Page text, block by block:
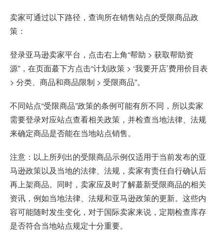
卖家可通过以下路径，查询所在销售站点的受限商品政
策：
登录亚马逊卖家平台，点击右上角“帮助 > 获取帮助资
源”，在页面蕞下方点击“计划政策 > ‘我要开店’费用价目表
> 分类、商品和商品限制 > 受限商品”。
不同站点“受限商品”政策的条例可能有所不同，所以卖家
需要登录对应站点查看相关政策，并检查当地法律、法规
来确定商品是否能在当地站点销售。
注意：以上所列出的受限商品示例仅适用于当前发布的亚
马逊政策以及当地的法律、法规，卖家有责任自行确认后
再上架商品。同时，卖家应及时了解蕞新受限商品的相关
资讯，例如当地法律、法规和亚马逊政策的更新。这些内
容可能随时发生变化，对于国际卖家来说，定期检查库存
是否符合当地站点规定十分重要。